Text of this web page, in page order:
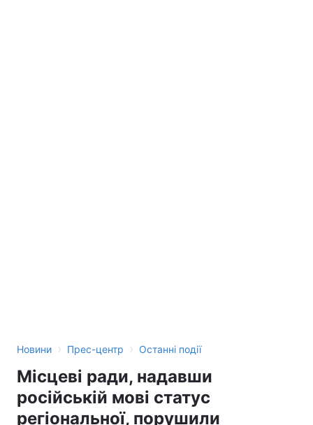
Новини › Прес-центр › Останні події
Місцеві ради, надавши
російській мові статус
регіональної, порушили